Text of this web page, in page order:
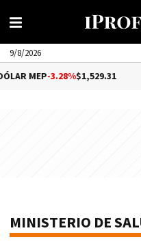
9/8/2026
MEP-3.28%$1,529.31
MINISTERIO DE